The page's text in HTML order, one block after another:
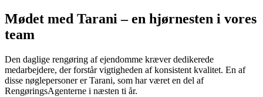
Mødet med Tarani – en hjørnesten i vores
team
Den daglige rengøring af ejendomme kræver dedikerede
medarbejdere, der forstår vigtigheden af konsistent kvalitet. En af
disse nøglepersoner er Tarani, som har været en del af
RengøringsAgenterne i næsten ti år.